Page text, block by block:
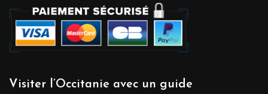
Visiter l’Occitanie avec un guide